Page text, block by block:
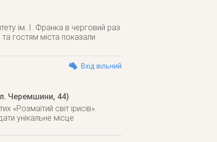
ім. І. Франка в черговий раз
та гостям міста показали
Вхід вільний
Черемшини, 44)
«Розмаїтий світ ірисів».
унікальне місце